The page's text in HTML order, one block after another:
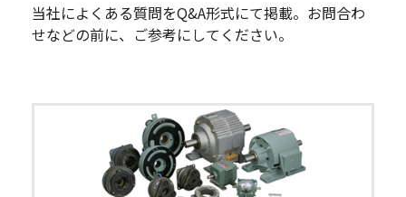
当社によくある質問をQ&A形式にて掲載。お問合わ
せなどの前に、ご参考にしてください。